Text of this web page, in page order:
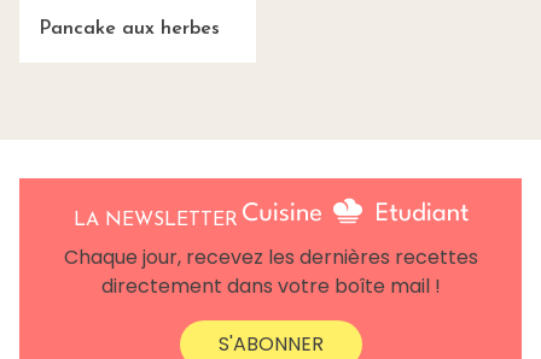
Pancake aux herbes
LA NEWSLETTER
Chaque jour, recevez les dernières recettes
directement dans votre boîte mail !
S'ABONNER